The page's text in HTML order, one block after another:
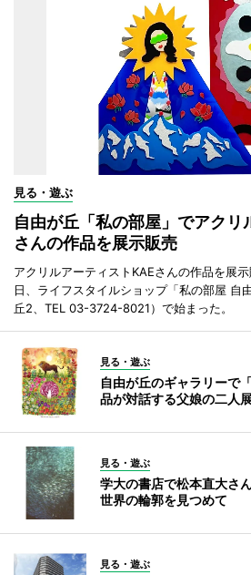
見る・遊ぶ
自由が丘「私の部屋」でアクリ
さんの作品を展示販売
アクリルアーティストKAEさんの作品を展
日、ライフスタイルショップ「私の部屋 自
丘2、TEL 03-3724-8021）で始まった。
見る・遊ぶ
自由が丘のギャラリー
品が対話する父娘の二人
見る・遊ぶ
学大の書店で松本直大さ
世界の輪郭を見つめて
見る・遊ぶ